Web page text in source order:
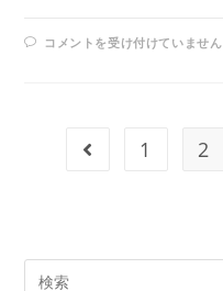
コメントを受け付けていません
1 2